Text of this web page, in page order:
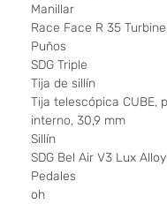
Manillar
Race Face R 35
Puños
SDG Triple
Tija de sillín
Tija telescópica CUBE,
interno, 30,9 mm
Sillín
SDG Bel Air V3 Lux Alloy
Pedales
oh